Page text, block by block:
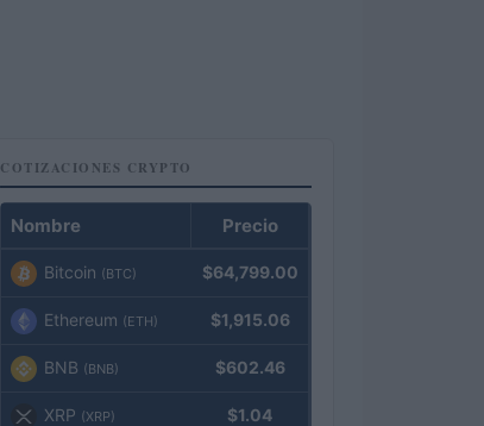
COTIZACIONES CRYPTO
Nombre Precio
Bitcoin (BTC) $64,799.00
Ethereum (ETH) $1,915.06
BNB (BNB) $602.46
XRP (XRP) $1.04